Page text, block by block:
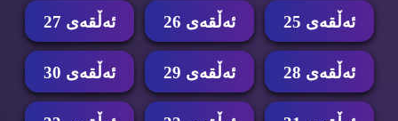
ئه‌ڵقه‌ی 25 ئه‌ڵقه‌ی 26 ئه‌ڵقه‌ی 27
ئه‌ڵقه‌ی 28 ئه‌ڵقه‌ی 29 ئه‌ڵقه‌ی 30